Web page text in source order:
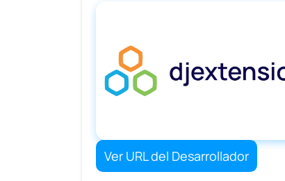
Ver URL del Desarrollador